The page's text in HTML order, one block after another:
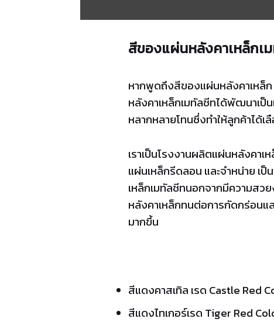
สีของแผ่นหลังคาเหล็กเ
หากพูดถึงสีของแผ่นหลังคาเหล็
หลังคาเหล็กเมทัลชีทได้พัฒนาเป็
หลากหลายโทนซึ่งทำให้ลูกค้าได้เ
เราเป็นโรงงานผลิตแผ่นหลังคา
แผ่นเหล็กรีดลอน และจำหน่าย เ
เหล็กเมทัลชีทนอกจากมีความสว
หลังคาเหล็กทนต่อการกัดกร่อนแ
มากขึ้น
สีแดงคาสเทิล เรด Castle Red
สีแดงไทเกอร์เรด Tiger Red